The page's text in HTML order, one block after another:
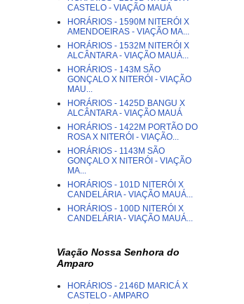
CASTELO - VIAÇÃO MAUÁ
HORÁRIOS - 1590M NITERÓI X
AMENDOEIRAS - VIAÇÃO MA...
HORÁRIOS - 1532M NITERÓI X
ALCÂNTARA - VIAÇÃO MAUÁ...
HORÁRIOS - 143M SÃO
GONÇALO X NITERÓI - VIAÇÃO
MAU...
HORÁRIOS - 1425D BANGU X
ALCÂNTARA - VIAÇÃO MAUÁ
HORÁRIOS - 1422M PORTÃO DO
ROSA X NITERÓI - VIAÇÃO...
HORÁRIOS - 1143M SÃO
GONÇALO X NITERÓI - VIAÇÃO
MA...
HORÁRIOS - 101D NITERÓI X
CANDELÁRIA - VIAÇÃO MAUÁ...
HORÁRIOS - 100D NITERÓI X
CANDELÁRIA - VIAÇÃO MAUÁ...
Viação Nossa Senhora do
Amparo
HORÁRIOS - 2146D MARICÁ X
CASTELO - AMPARO